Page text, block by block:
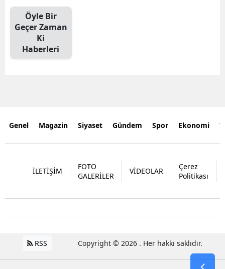
Öyle Bir
Geçer Zaman
Ki
Haberleri
Genel Magazin Siyaset Gündem Spor Ekonomi
İLETİŞİM
FOTO
GALERİLER
VİDEOLAR
Çerez
Politikası
RSS Copyright © 2026 . Her hakkı saklıdır.